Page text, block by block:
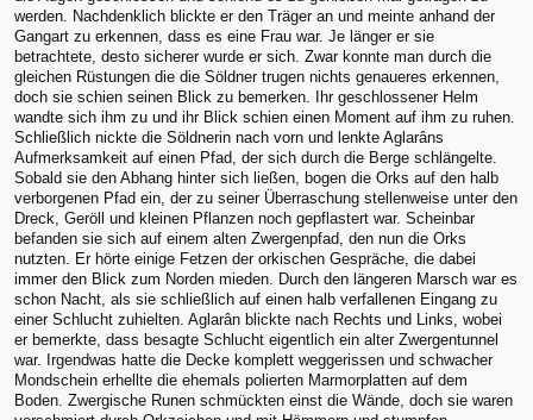
werden. Nachdenklich blickte er den Träger an und meinte anhand der
Gangart zu erkennen, dass es eine Frau war. Je länger er sie
betrachtete, desto sicherer wurde er sich. Zwar konnte man durch die
gleichen Rüstungen die die Söldner trugen nichts genaueres erkennen,
doch sie schien seinen Blick zu bemerken. Ihr geschlossener Helm
wandte sich ihm zu und ihr Blick schien einen Moment auf ihm zu ruhen.
Schließlich nickte die Söldnerin nach vorn und lenkte Aglarâns
Aufmerksamkeit auf einen Pfad, der sich durch die Berge schlängelte.
Sobald sie den Abhang hinter sich ließen, bogen die Orks auf den halb
verborgenen Pfad ein, der zu seiner Überraschung stellenweise unter den
Dreck, Geröll und kleinen Pflanzen noch gepflastert war. Scheinbar
befanden sie sich auf einem alten Zwergenpfad, den nun die Orks
nutzten. Er hörte einige Fetzen der orkischen Gespräche, die dabei
immer den Blick zum Norden mieden. Durch den längeren Marsch war es
schon Nacht, als sie schließlich auf einen halb verfallenen Eingang zu
einer Schlucht zuhielten. Aglarân blickte nach Rechts und Links, wobei
er bemerkte, dass besagte Schlucht eigentlich ein alter Zwergentunnel
war. Irgendwas hatte die Decke komplett weggerissen und schwacher
Mondschein erhellte die ehemals polierten Marmorplatten auf dem
Boden. Zwergische Runen schmückten einst die Wände, doch sie waren